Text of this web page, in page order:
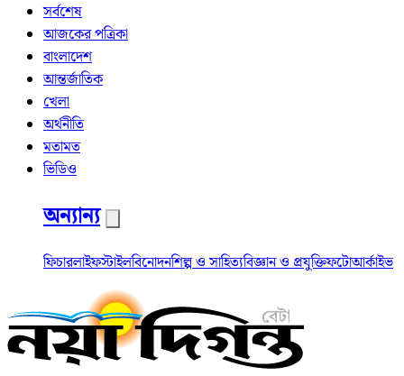
সর্বশেষ
আজকের পত্রিকা
বাংলাদেশ
আন্তর্জাতিক
খেলা
অর্থনীতি
মতামত
ভিডিও
অন্যান্য
ফিচারলাইফস্টাইলবিনোদনশিল্প ও সাহিত্যবিজ্ঞান ও প্রযুক্তিফটোআর্কাইভ